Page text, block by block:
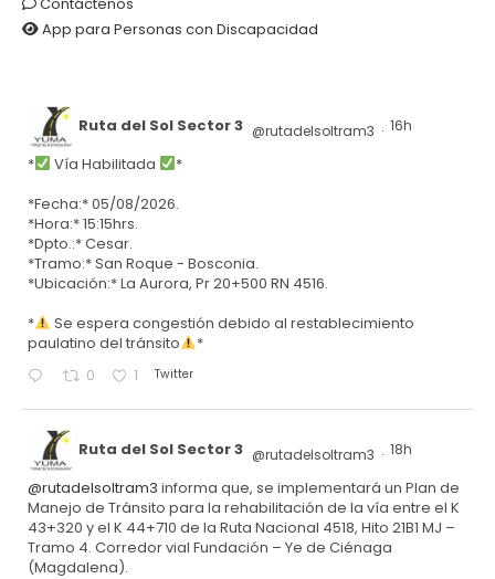
App para Personas con Discapacidad
Ruta del Sol Sector 3 @rutadelsoltram3 · 16h
* Vía Habilitada
*
*Fecha:* 05/08/2026.
*Hora:* 15:15hrs.
*Dpto.:* Cesar.
*Tramo:* San Roque - Bosconia.
*Ubicación:* La Aurora, Pr 20+500 RN 4516.
*
Se espera congestión debido al restablecimiento
paulatino del tránsito
*
0 1 Twitter
Ruta del Sol Sector 3 @rutadelsoltram3 · 18h
@rutadelsoltram3 informa que, se implementará un Plan de
Manejo de Tránsito para la rehabilitación de la vía entre el K
43+320 y el K 44+710 de la Ruta Nacional 4518, Hito 21B1 MJ –
Tramo 4. Corredor vial Fundación – Ye de Ciénaga
(Magdalena).